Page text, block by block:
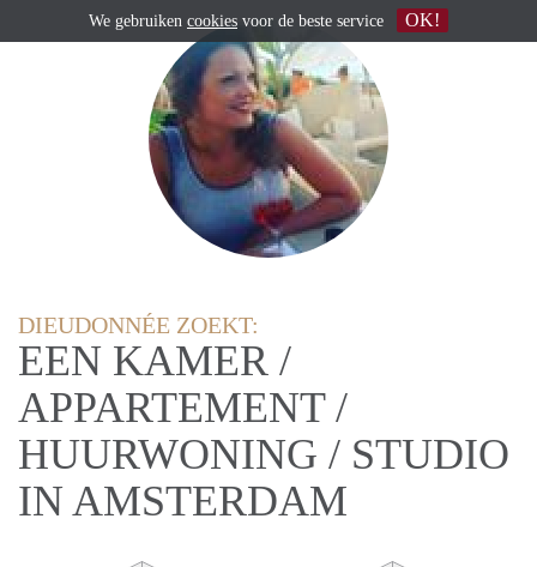
DIEUDONNÉE ZOEKT:
EEN KAMER /
APPARTEMENT /
HUURWONING / STUDIO
IN AMSTERDAM
We gebruiken cookies voor de beste service OK!